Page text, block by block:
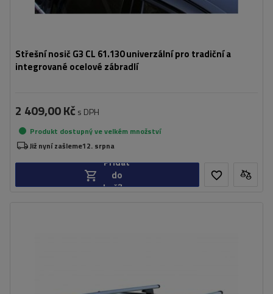
Střešní nosič G3 CL 61.130 univerzální pro tradiční a
integrované ocelové zábradlí
2 409,00 Kč s DPH
Produkt dostupný ve velkém množství
Již nyní zašleme12. srpna
Přidat
do
košíku